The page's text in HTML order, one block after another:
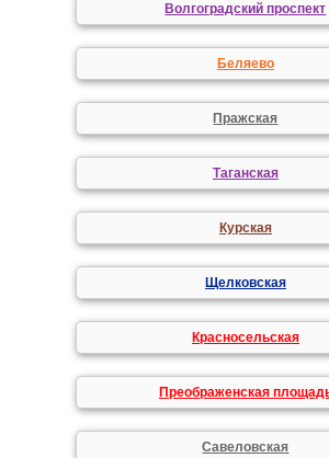
Волгоградский проспект
Беляево
Пражская
Таганская
Курская
Щелковская
Красносельская
Преображенская
Савеловская